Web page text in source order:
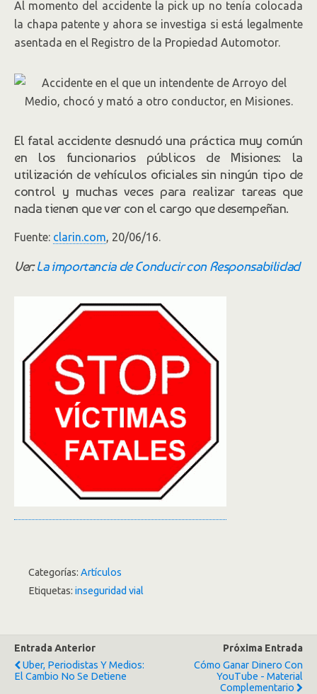
Al momento del accidente la pick up no tenía colocada
la chapa patente y ahora se investiga si está legalmente
asentada en el Registro de la Propiedad Automotor.
El fatal accidente desnudó una práctica muy común
en los funcionarios públicos de Misiones: la
utilización de vehículos oficiales sin ningún tipo de
control y muchas veces para realizar tareas que
nada tienen que ver con el cargo que desempeñan.
Fuente: clarin.com, 20/06/16.
Ver:La importancia de Conducir con Responsabilidad
Categorías: Artículos
Etiquetas: inseguridad vial
Entrada Anterior
Uber, Periodistas Y Medios:
El Cambio No Se Detiene
Próxima Entrada
Cómo Ganar Dinero Con
YouTube - Material
Complementario